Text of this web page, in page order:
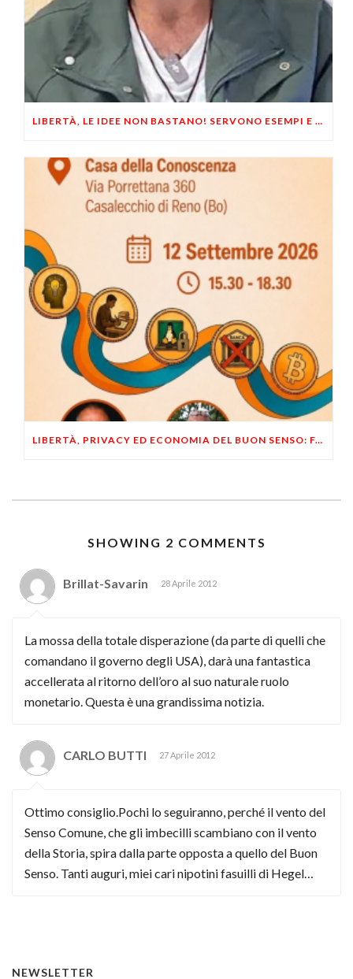
LIBERTÀ, LE IDEE NON BASTANO! SERVONO ESEMPI E UN PO’ DI COERENZA
LIBERTÀ, PRIVACY ED ECONOMIA DEL BUON SENSO: FACCO E MUSUMECI A CASALECCHIO DI RENO (BO)
SHOWING 2 COMMENTS
Brillat-Savarin 28 Aprile 2012
La mossa della totale disperazione (da parte di quelli che
comandano il governo degli USA), darà una fantastica
accellerata al ritorno dell’oro al suo naturale ruolo
monetario. Questa è una grandissima notizia.
CARLO BUTTI 27 Aprile 2012
Ottimo consiglio.Pochi lo seguiranno, perché il vento del
Senso Comune, che gli imbecilli scambiano con il vento
della Storia, spira dalla parte opposta a quello del Buon
Senso. Tanti auguri, miei cari nipotini fasuilli di Hegel…
NEWSLETTER